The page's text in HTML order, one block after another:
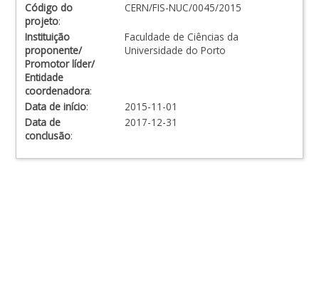
Código do
projeto:
CERN/FIS-NUC/0045/2015
Instituição
proponente/
Promotor líder/
Entidade
coordenadora:
Faculdade de Ciências da
Universidade do Porto
Data de início:
2015-11-01
Data de
conclusão:
2017-12-31